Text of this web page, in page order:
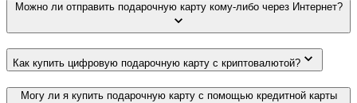
Можно ли отправить подарочную карту кому-либо через Интернет?
Как купить цифровую подарочную карту с криптовалютой?
Могу ли я купить подарочную карту с помощью кредитной карты